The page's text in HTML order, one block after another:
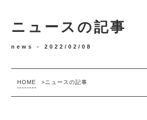
ニュースの記事
news -2022/02/08
HOME > ニュースの記事